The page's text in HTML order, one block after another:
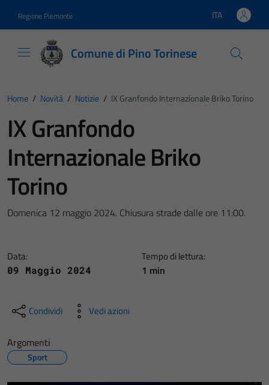
Regione Piemonte Lingua attiva:
ITA
Comune di Pino Torinese
Home / Novità / Notizie / IX Granfondo Internazionale Briko Torino
IX Granfondo
Internazionale Briko
Torino
Domenica 12 maggio 2024. Chiusura strade dalle ore 11:00.
Data:
09 Maggio 2024
Tempo di lettura:
1 min
Condividi Vedi azioni
Argomenti
Sport